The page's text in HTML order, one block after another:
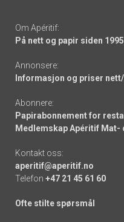
Om Apéritif:
På nett og papir siden 1995
Annonsere:
Informasjon og priser
Abonnere:
Papirabonnement for
Medlemskap Apéritif Mat-
Kontakt oss:
aperitif@aperitif.no
Telefon +47 21 45 61 60
Ofte stilte spørsmål